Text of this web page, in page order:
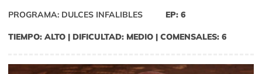
PROGRAMA: DULCES INFALIBLES EP: 6
TIEMPO: ALTO | DIFICULTAD: MEDIO | COMENSALES: 6